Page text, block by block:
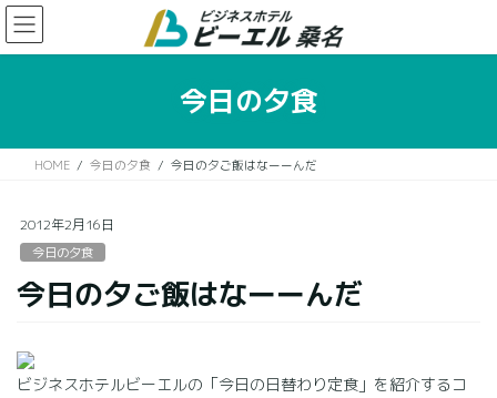
コ
ン
テ
移
ナ
ビ
ゲ
ン
今日の夕食
HOME 今日の夕食 今日の夕ご飯はなーーんだ
2012年2月16日
今日の夕食
今日の夕ご飯はなーーんだ
ビジネスホテルビーエルの「今日の日替わり定食」を紹介するコ